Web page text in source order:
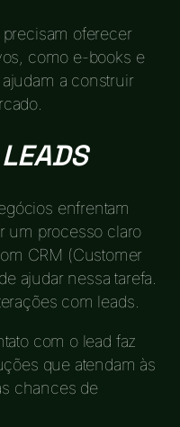
precisam oferecer
como e-books e
a construir
enfrentam
um processo claro
CRM (Customer
ajudar nessa tarefa.
com leads.
com o lead faz
que atendam às
chances de